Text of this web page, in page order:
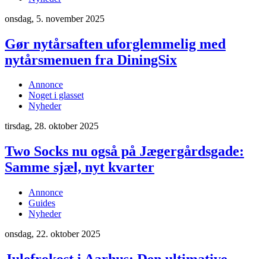
onsdag, 5. november 2025
Gør nytårsaften uforglemmelig med
nytårsmenuen fra DiningSix
Annonce
Noget i glasset
Nyheder
tirsdag, 28. oktober 2025
Two Socks nu også på Jægergårdsgade:
Samme sjæl, nyt kvarter
Annonce
Guides
Nyheder
onsdag, 22. oktober 2025